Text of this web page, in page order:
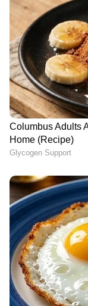
ശിക്ഷാവിധി
റദ്ദാക്കണമെന്ന
പ്രതികളുടെ
ഹൈക്കോടതി
LATEST VIDEOS
ഐടി
പൊലീസ്